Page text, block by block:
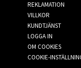
REKLAMATION
VILLKOR
KUNDTJÄNST
LOGGA IN
OM COOKIES
COOKIE-